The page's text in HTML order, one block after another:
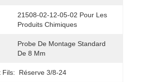
21508-02-12-05-02 Pour Les
Produits Chimiques
Probe De Montage Standard
De 8 Mm
Fils: Réserve 3/8-24